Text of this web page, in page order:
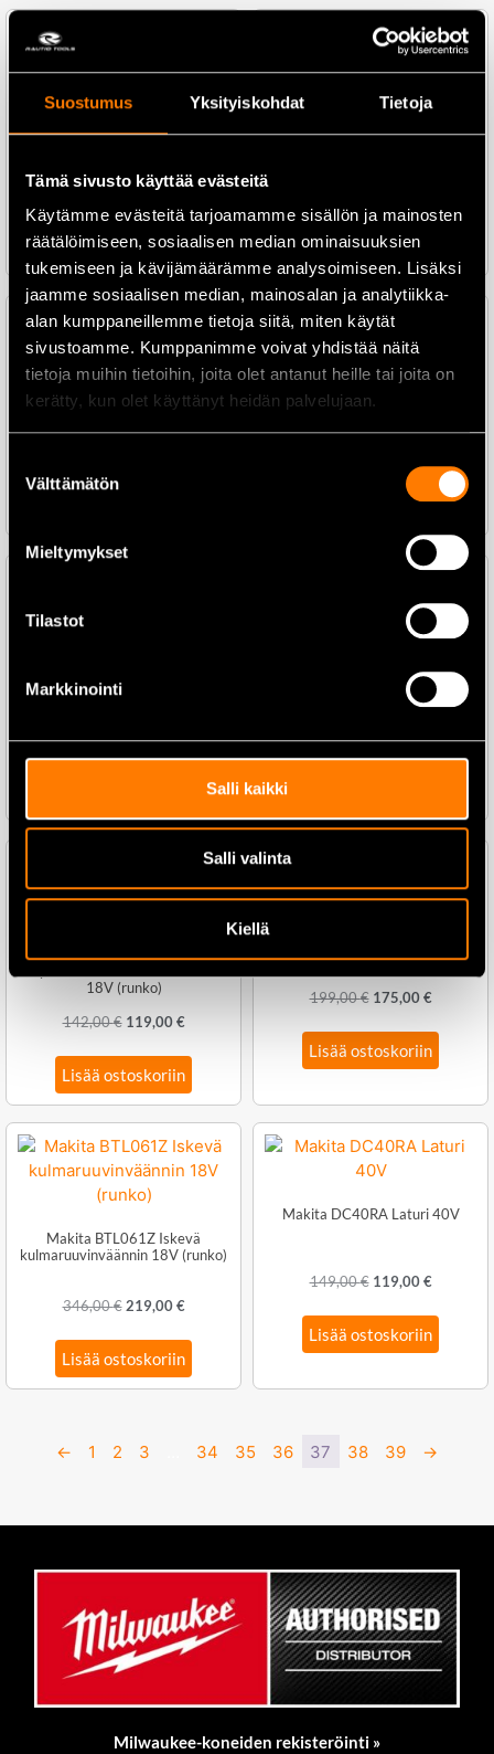
Suostumus Yksityiskohdat Tietoja
Tämä sivusto käyttää evästeitä
Käytämme evästeitä tarjoamamme sisällön ja mainosten
räätälöimiseen, sosiaalisen median ominaisuuksien
tukemiseen ja kävijämäärämme analysoimiseen. Lisäksi
jaamme sosiaalisen median, mainosalan ja analytiikka-
alan kumppaneillemme tietoja siitä, miten käytät
sivustoamme. Kumppanimme voivat yhdistää näitä
tietoja muihin tietoihin, joita olet antanut heille tai joita on
kerätty, kun olet käyttänyt heidän palvelujaan.
valinta
Välttämätön
Mieltymykset
Tilastot
Markkinointi
Salli kaikki
Salli valinta
Kiellä
589,00€ 499,00€
Lisää ostoskoriin
Makita DDF487Z Akkuporakone
Lisää ostoskoriin
Makita DDF484Z Akkuporakone
18V runko
Makita DCG180ZB
Silikonipuristin 18V runko
Lisää ostoskoriin
Lisää ostoskoriin
Makita DBS180Z
Nauhahiomakone 18V (runko)
336,00€299,00€
Makita DBO180Z
18V (runko)
142,00€ 119,00€
Lisää ostoskoriin
199,00€ 175,00€
Lisää ostoskoriin
Makita BTL061Z Iskevä
kulmaruuvinväännin 18V (runko)
346,00€ 219,00€
Lisää ostoskoriin
Makita DC40RA Laturi 40V
149,00€ 119,00€
Lisää ostoskoriin
← 1 2 3 34 35 36 37 38 39 →
Milwaukee-koneiden rekisteröinti »